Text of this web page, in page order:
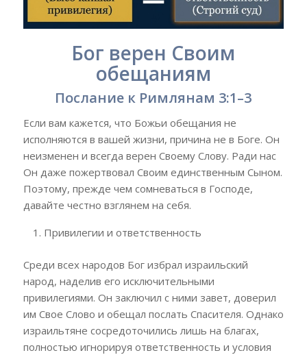
Бог верен Своим
обещаниям
Послание к Римлянам 3:1–3
Если вам кажется, что Божьи обещания не
исполняются в вашей жизни, причина не в Боге. Он
неизменен и всегда верен Своему Слову. Ради нас
Он даже пожертвовал Своим единственным Сыном.
Поэтому, прежде чем сомневаться в Господе,
давайте честно взглянем на себя.
Привилегии и ответственность
Среди всех народов Бог избрал израильский
народ, наделив его исключительными
привилегиями. Он заключил с ними завет, доверил
им Свое Слово и обещал послать Спасителя. Однако
израильтяне сосредоточились лишь на благах,
полностью игнорируя ответственность и условия